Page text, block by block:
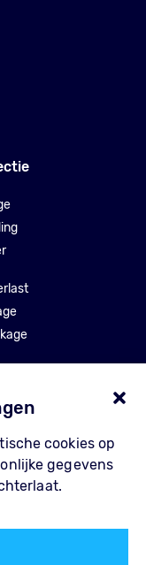
cookies op
gegevens
voorwaarden